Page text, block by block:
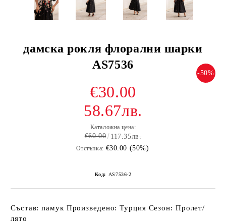
дамска рокля флорални шарки
AS7536
-50%
€30.00
58.67лв.
Каталожна цена:
€60.00 117.35лв.
Отстъпка: €30.00 (50%)
Код: AS7536-2
Състав: памук Произведено: Турция Сезон: Пролет/
лято